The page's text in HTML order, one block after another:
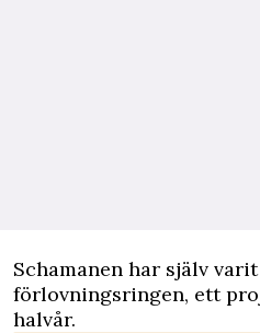
Schamanen har själv
förlovningsringen, ett
halvår.